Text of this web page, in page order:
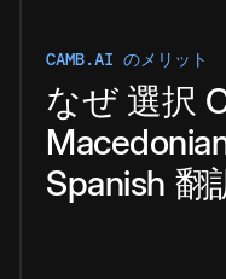
CAMB.AI のメリット
なぜ 選択
Spanish 翻